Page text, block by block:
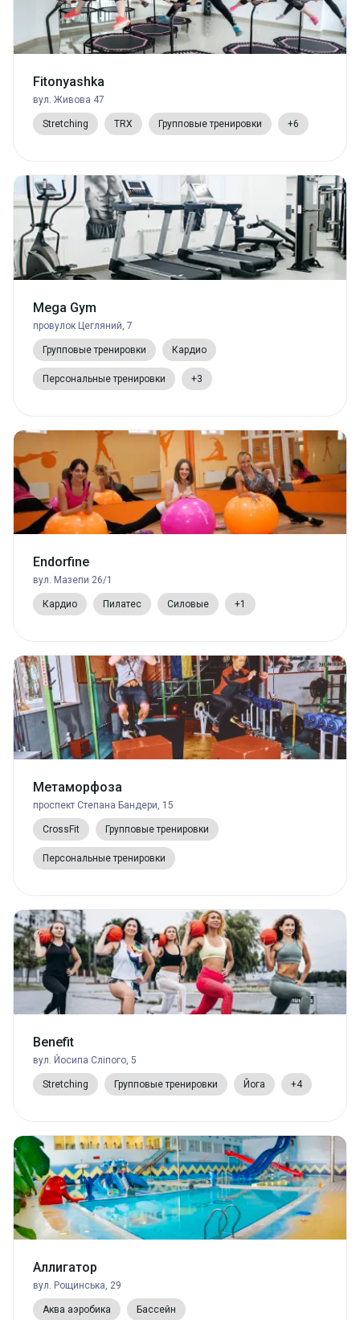
Fitonyashka
вул. Живова 47
Stretching TRX Групповые тренировки +6
Mega Gym
провулок Цегляний, 7
Групповые тренировки Кардио
Персональные тренировки +3
Endorfine
вул. Мазепи 26/1
Кардио Пилатес Силовые +1
Метаморфоза
проспект Степана Бандери, 15
CrossFit Групповые тренировки
Персональные тренировки
Benefit
вул. Йосипа Сліпого, 5
Stretching Групповые тренировки Йога +4
Аллигатор
вул. Рощинська, 29
Аква аэробика Бассейн